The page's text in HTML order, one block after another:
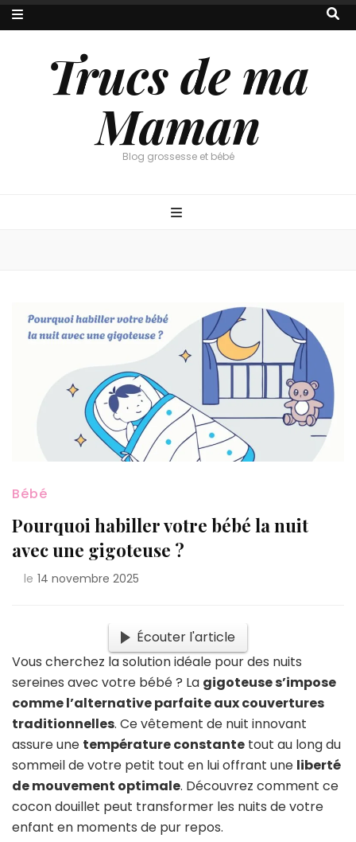
Trucs de ma
Maman
Blog grossesse et bébé
Bébé
Pourquoi habiller votre bébé la nuit
avec une gigoteuse ?
le 14 novembre 2025
Écouter l'article
Vous cherchez la solution idéale pour des nuits
sereines avec votre bébé ? La gigoteuse s’impose
comme l’alternative parfaite aux couvertures
traditionnelles. Ce vêtement de nuit innovant
assure une température constante tout au long du
sommeil de votre petit tout en lui offrant une liberté
de mouvement optimale. Découvrez comment ce
cocon douillet peut transformer les nuits de votre
enfant en moments de pur repos.